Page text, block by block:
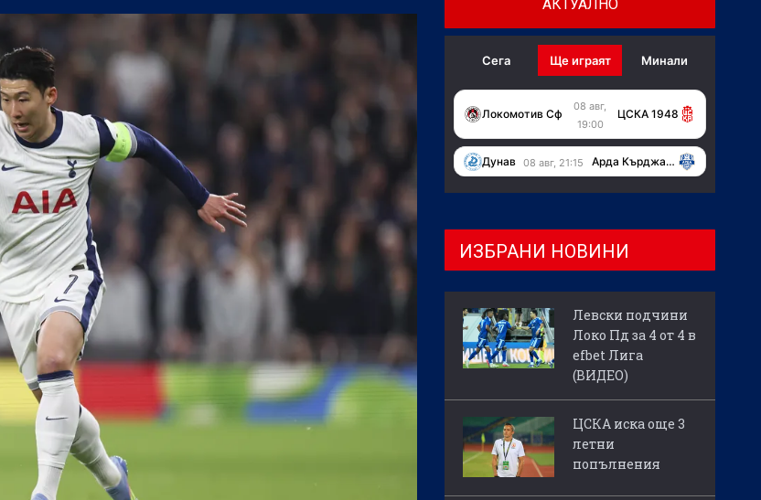
на Левски
АКТУАЛНО
Сега Ще играят Минали
Локомотив Сф
08 авг,
19:00
ЦСКА 1948
Дунав 08 авг, 21:15 Арда Кърджали
ИЗБРАНИ НОВИНИ
Левски подчини
Локо Пд за 4 от 4 в
efbet Лига
(ВИДЕО)
ЦСКА иска още 3
летни
попълнения